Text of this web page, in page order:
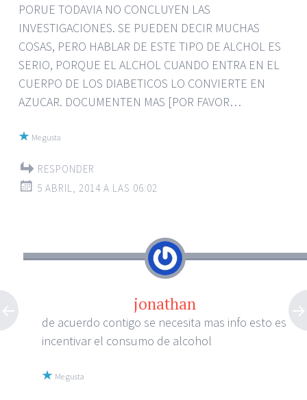
PORUE TODAVIA NO CONCLUYEN LAS
INVESTIGACIONES. SE PUEDEN DECIR MUCHAS
COSAS, PERO HABLAR DE ESTE TIPO DE ALCHOL ES
SERIO, PORQUE EL ALCHOL CUANDO ENTRA EN EL
CUERPO DE LOS DIABETICOS LO CONVIERTE EN
AZUCAR. DOCUMENTEN MAS [POR FAVOR…
Me gusta
RESPONDER
5 ABRIL, 2014 A LAS 06:02
jonathan
de acuerdo contigo se necesita mas info esto es
incentivar el consumo de alcohol
Me gusta